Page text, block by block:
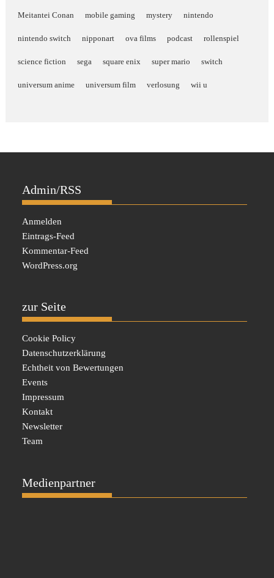
Meitantei Conan mobile gaming mystery nintendo
nintendo switch nipponart ova films podcast rollenspiel
science fiction sega square enix super mario switch
universum anime universum film verlosung wii u
Admin/RSS
Anmelden
Eintrags-Feed
Kommentar-Feed
WordPress.org
zur Seite
Cookie Policy
Datenschutzerklärung
Echtheit von Bewertungen
Events
Impressum
Kontakt
Newsletter
Team
Medienpartner